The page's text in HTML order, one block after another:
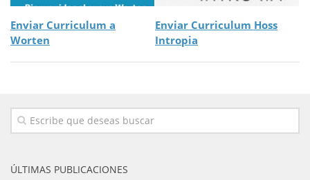
Enviar Curriculum a
Worten
Enviar Curriculum Hoss
Intropia
ÚLTIMAS PUBLICACIONES